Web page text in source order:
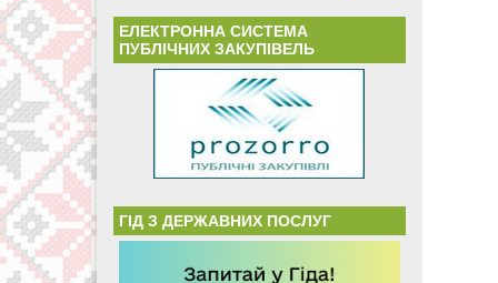
ЕЛЕКТРОННА СИСТЕМА
ПУБЛІЧНИХ ЗАКУПІВЕЛЬ
ГІД З ДЕРЖАВНИХ ПОСЛУГ